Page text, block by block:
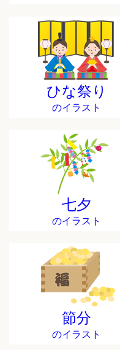
ひな祭り
のイラスト
七夕
のイラスト
節分
のイラスト